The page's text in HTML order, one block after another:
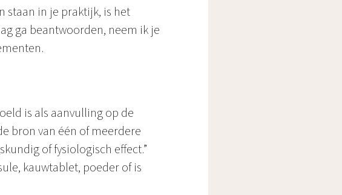
staan in je praktijk, is het
ga beantwoorden, neem ik je
is als aanvulling op de
bron van één of meerdere
of fysiologisch effect.”
kauwtablet, poeder of is